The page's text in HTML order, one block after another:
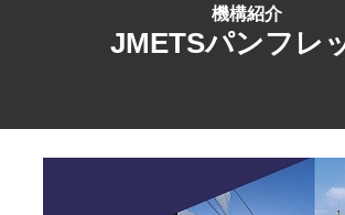
機構紹介
JMETSパンフレ